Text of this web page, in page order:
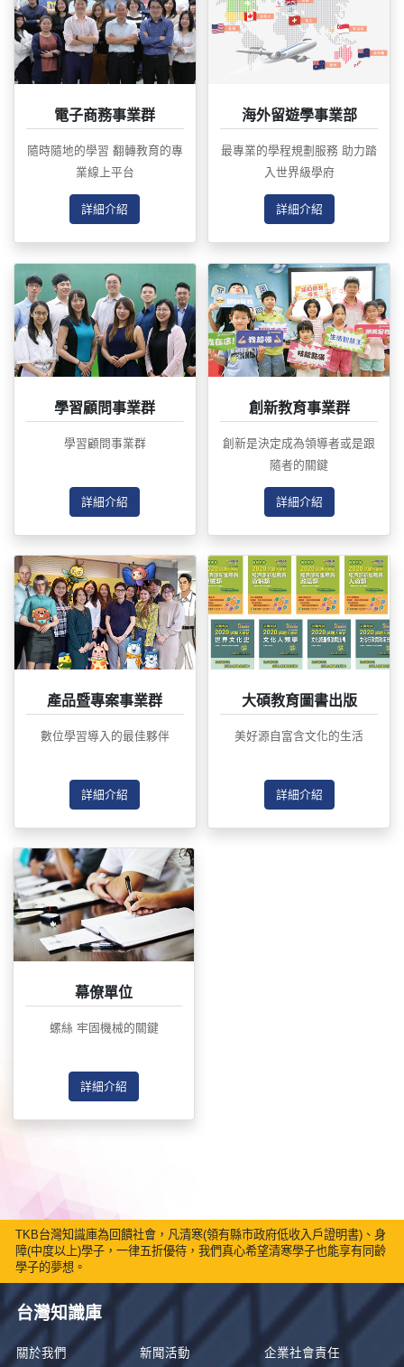
電子商務事業群
隨時隨地的學習 翻轉教育的專
業線上平台
詳細介紹
海外留遊學事業部
最專業的學程規劃服務 助力踏
入世界級學府
詳細介紹
學習顧問事業群
學習顧問事業群
詳細介紹
創新教育事業群
創新是決定成為領導者或是跟
隨者的關鍵
詳細介紹
產品暨專案事業群
數位學習導入的最佳夥伴
詳細介紹
大碩教育圖書出版
美好源自富含文化的生活
詳細介紹
幕僚單位
螺絲 牢固機械的關鍵
詳細介紹
TKB台灣知識庫為回饋社會，凡清寒(領有縣市政府低收入戶證明書)、身
障(中度以上)學子，一律五折優待，我們真心希望清寒學子也能享有同齡
學子的夢想。
台灣知識庫
關於我們 新聞活動 企業社會責任